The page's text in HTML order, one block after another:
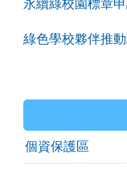
永續綠校園標章申
綠色學校夥伴推
個資保護區